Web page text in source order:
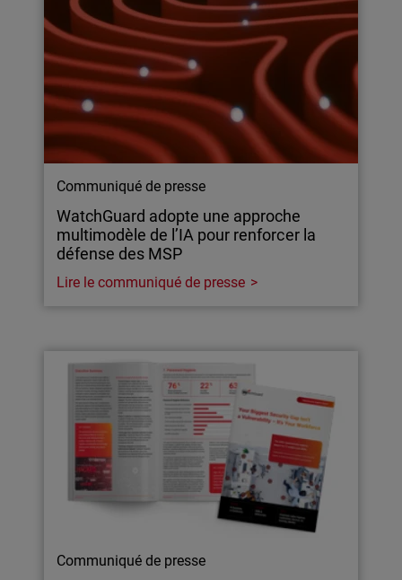
Communiqué de presse
WatchGuard adopte une approche
multimodèle de l’IA pour renforcer la
défense des MSP
Lire le communiqué de presse
Communiqué de presse